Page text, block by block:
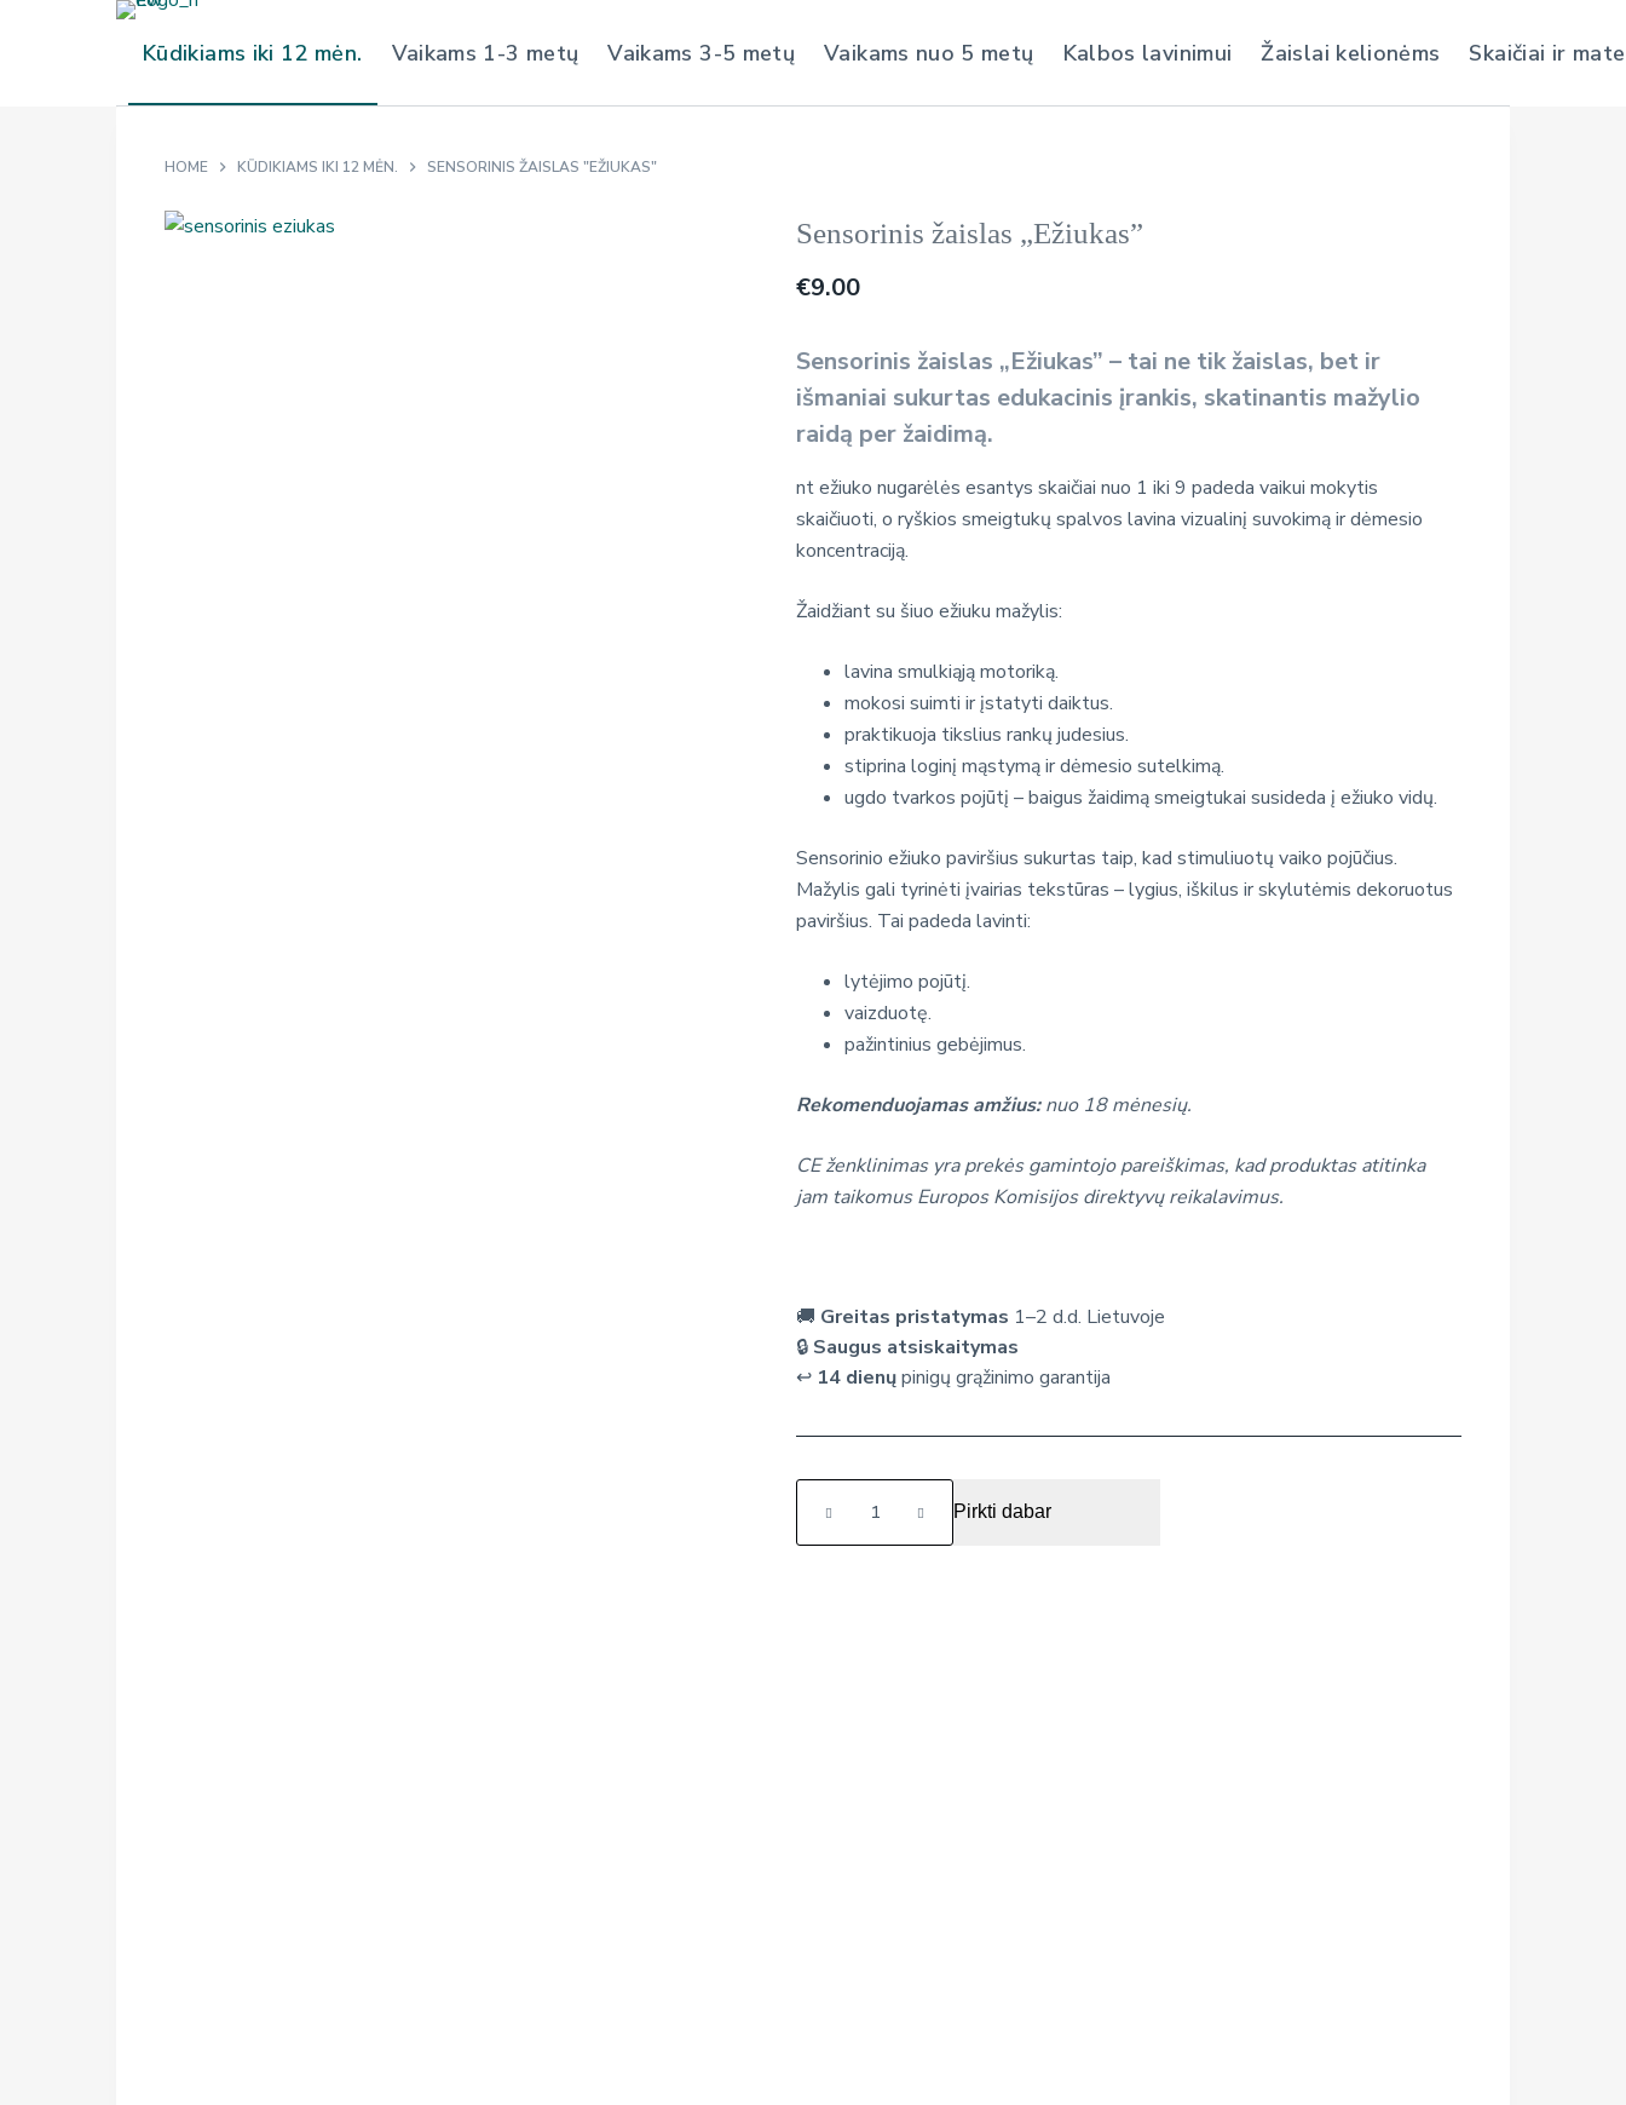
Kūdikiams iki 12 mėn. Vaikams 1-3 metų Vaikams 3-5 metų Vaikams nuo 5 metų Kalbos lavinimui Žaislai kelionėms Skaičiai ir
HOME KŪDIKIAMS IKI 12 MĖN. SENSORINIS ŽAISLAS "EŽIUKAS"
Sensorinis žaislas „Ežiukas”
€9.00
Sensorinis žaislas „Ežiukas” – tai ne tik žaislas, bet ir
išmaniai sukurtas edukacinis įrankis, skatinantis mažylio
raidą per žaidimą.
nt ežiuko nugarėlės esantys skaičiai nuo 1 iki 9 padeda vaikui mokytis
skaičiuoti, o ryškios smeigtukų spalvos lavina vizualinį suvokimą ir dėmesio
koncentraciją.
Žaidžiant su šiuo ežiuku mažylis:
lavina smulkiąją motoriką.
mokosi suimti ir įstatyti daiktus.
praktikuoja tikslius rankų judesius.
stiprina loginį mąstymą ir dėmesio sutelkimą.
ugdo tvarkos pojūtį – baigus žaidimą smeigtukai susideda į ežiuko vidų.
Sensorinio ežiuko paviršius sukurtas taip, kad stimuliuotų vaiko pojūčius.
Mažylis gali tyrinėti įvairias tekstūras – lygius, iškilus ir skylutėmis dekoruotus
paviršius. Tai padeda lavinti:
lytėjimo pojūtį.
vaizduotę.
pažintinius gebėjimus.
Rekomenduojamas amžius:nuo 18 mėnesių.
CE ženklinimas yra prekės gamintojo pareiškimas, kad produktas atitinka
jam taikomus Europos Komisijos direktyvų reikalavimus.
🚚 Greitas pristatymas 1–2 d.d. Lietuvoje
🔒 Saugus atsiskaitymas
↩️ 14 dienųpinigų grąžinimo garantija
kiekis:
Sensorinis
Pirkti dabar